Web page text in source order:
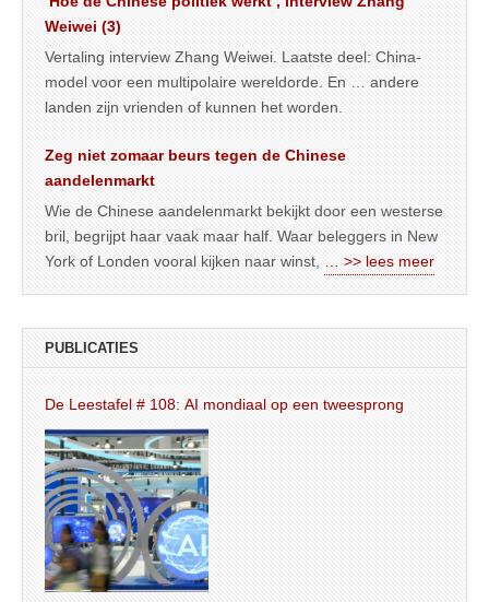
Weiwei (3)
Vertaling interview Zhang Weiwei. Laatste deel: China-
model voor een multipolaire wereldorde. En … andere
landen zijn vrienden of kunnen het worden.
Zeg niet zomaar beurs tegen de Chinese
aandelenmarkt
Wie de Chinese aandelenmarkt bekijkt door een westerse
bril, begrijpt haar vaak maar half. Waar beleggers in New
York of Londen vooral kijken naar winst,
… >> lees meer
PUBLICATIES
De Leestafel # 108: AI mondiaal op een tweesprong